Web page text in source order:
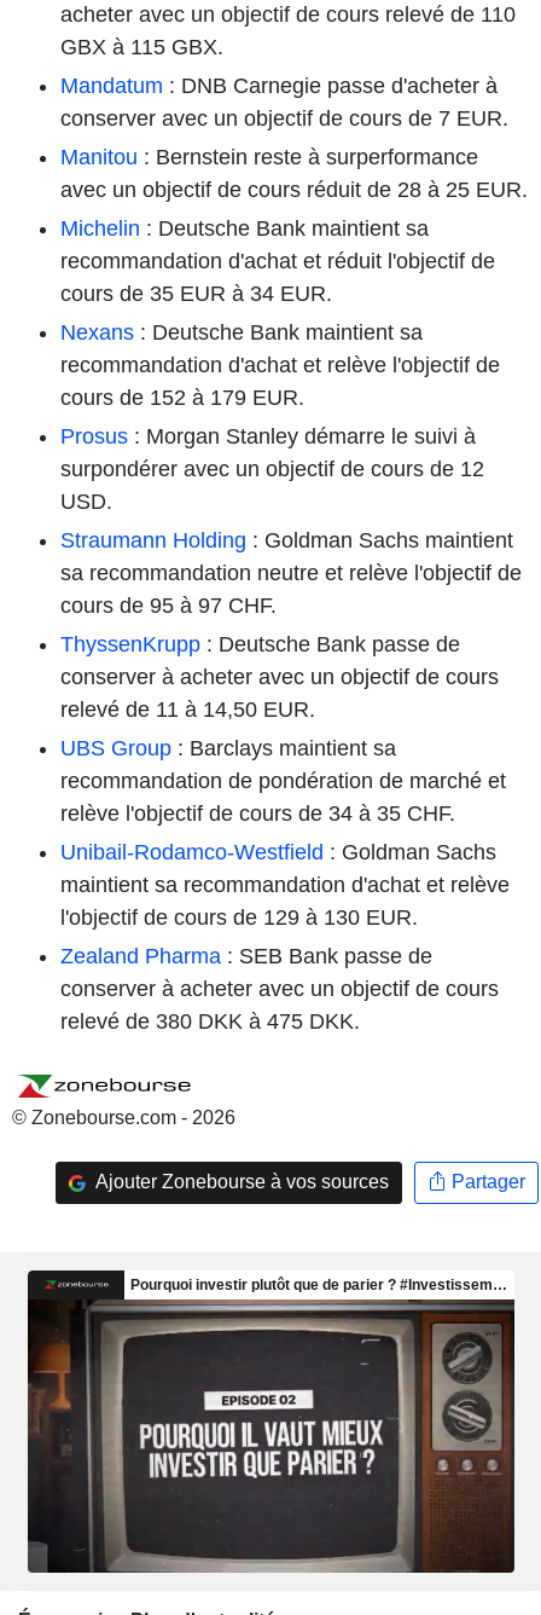
acheter avec un objectif de cours relevé de 110
GBX à 115 GBX.
Mandatum : DNB Carnegie passe d'acheter à
conserver avec un objectif de cours de 7 EUR.
Manitou : Bernstein reste à surperformance
avec un objectif de cours réduit de 28 à 25 EUR.
Michelin : Deutsche Bank maintient sa
recommandation d'achat et réduit l'objectif de
cours de 35 EUR à 34 EUR.
Nexans : Deutsche Bank maintient sa
recommandation d'achat et relève l'objectif de
cours de 152 à 179 EUR.
Prosus : Morgan Stanley démarre le suivi à
surpondérer avec un objectif de cours de 12
USD.
Straumann Holding : Goldman Sachs maintient
sa recommandation neutre et relève l'objectif de
cours de 95 à 97 CHF.
ThyssenKrupp : Deutsche Bank passe de
conserver à acheter avec un objectif de cours
relevé de 11 à 14,50 EUR.
UBS Group : Barclays maintient sa
recommandation de pondération de marché et
relève l'objectif de cours de 34 à 35 CHF.
Unibail-Rodamco-Westfield : Goldman Sachs
maintient sa recommandation d'achat et relève
l'objectif de cours de 129 à 130 EUR.
Zealand Pharma : SEB Bank passe de
conserver à acheter avec un objectif de cours
relevé de 380 DKK à 475 DKK.
© Zonebourse.com - 2026
Ajouter Zonebourse à vos sources Partager